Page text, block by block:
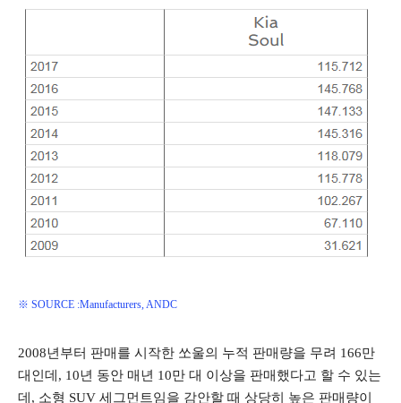
※ SOURCE :Manufacturers, ANDC
2008년부터 판매를 시작한 쏘울의 누적 판매량을 무려 166만
대인데, 10년 동안 매년 10만 대 이상을 판매했다고 할 수 있는
데, 소형 SUV 세그먼트임을 감안할 때 상당히 높은 판매량이